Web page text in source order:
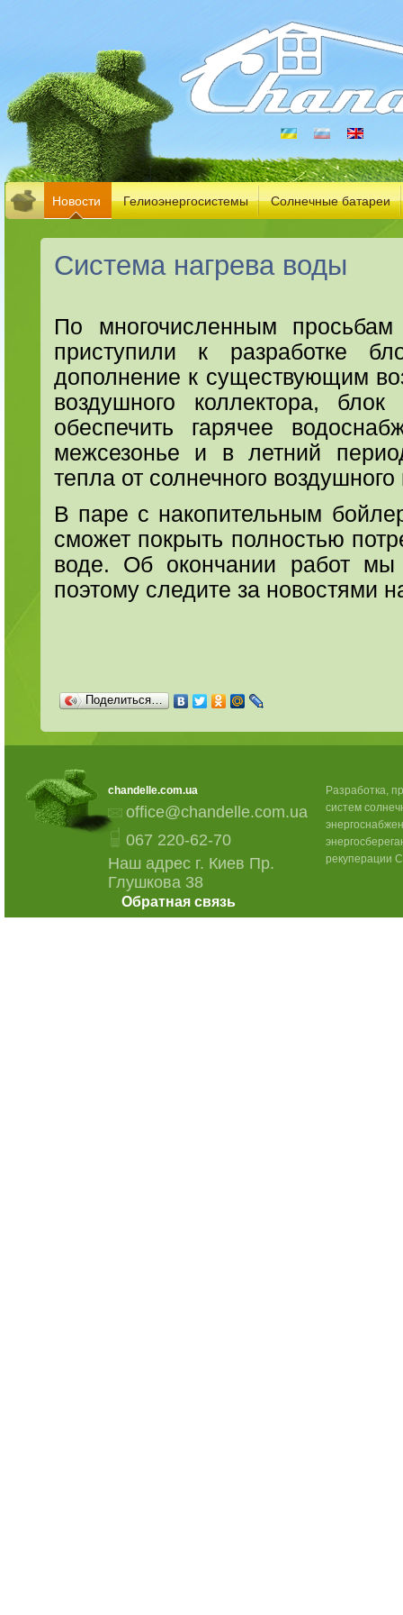
Новости Гелиоэнергосистемы Солнечные батареи
Система нагрева воды
По многочисленным
приступили к разработке
дополнение к существующим
воздушного коллектора,
обеспечить гарячее
межсезонье и в летний
тепла от солнечного воздушного
В паре с накопительным
сможет покрыть полностью
воде. Об окончании работ мы
поэтому следите за новостями
Поделиться…
chandelle.com.ua
office@chandelle.com.ua
067 220-62-70
Наш адрес г. Киев Пр.
Глушкова 38
Обратная связь
Разработка,
систем
рекуперации